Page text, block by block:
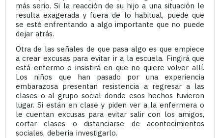
más serio. Si la reacción de su hijo a una situación le
resulta exagerada y fuera de lo habitual, puede que
se esté enfrentando a algo importante que no puede
dejar atrás.
Otra de las señales de que pasa algo es que empiece
a crear excusas para evitar ir a la escuela. Fingirá que
está enfermo o insistirá en que no quiere volver allí.
Los niños que han pasado por una experiencia
embarazosa presentan resistencia a regresar a las
clases o al grupo social donde esos hechos tuvieron
lugar. Si están en clase y piden ver a la enfermera o
le cuentan excusas para evitar salir con los amigos,
cortar clases o distanciarse de acontecimientos
sociales, debería investigarlo.